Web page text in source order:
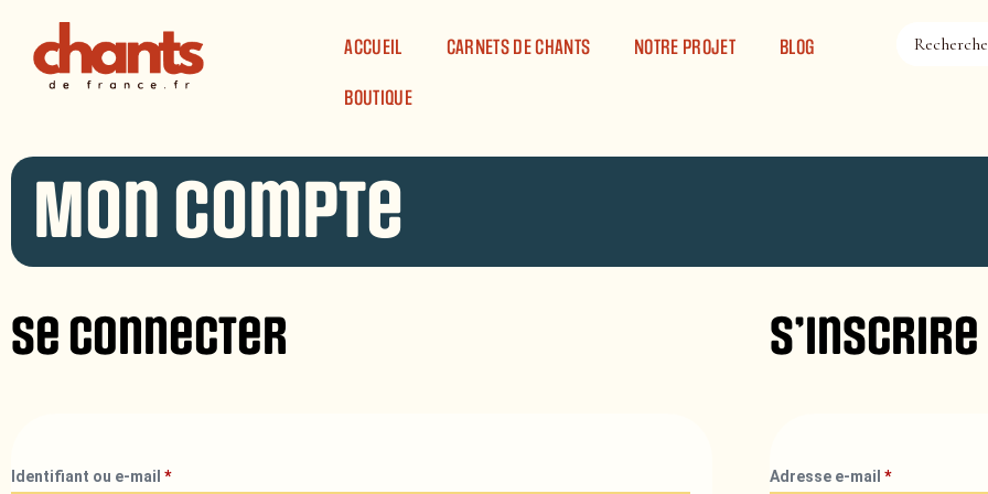
ACCUEIL
CARNETS DE CHANTS NOTRE PROJET BLOG
BOUTIQUE
Mon compte
Se connecter
Identifiant ou e-mail *
S’inscrire
Adresse e-mail*